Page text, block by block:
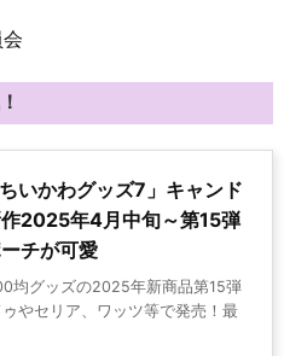
いかわグッズ7」キャンド
作2025年4月中旬～第15弾
チが可愛
均グッズの2025年新商品第15弾
やセリア、ワッツ等で発売！最